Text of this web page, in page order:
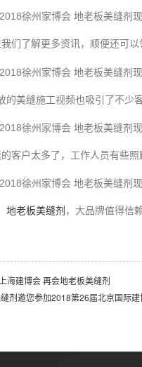
们了解更多资讯，顺便还可以
的美缝施工视频也吸引了不少
客户太多了，工作人员有些照
地老板美缝剂 ，大品牌值得信赖
海建博会 再会地老板美缝剂
剂邀您参加2018第26届北京国际建